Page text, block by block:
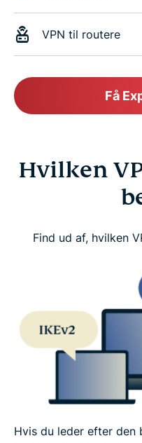
VPN til routere
Få
Hvilken
Find ud af, hvilken
Hvis du leder efter den